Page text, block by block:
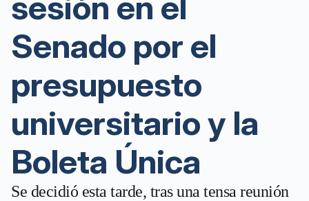
Senado por el
presupuesto
universitario y la
Boleta Única
Se decidió esta tarde, tras una tensa reunión